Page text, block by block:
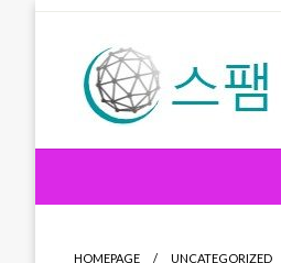
HOMEPAGE UNCATEGORIZED